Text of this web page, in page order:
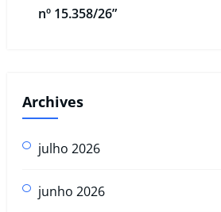
nº 15.358/26”
Archives
julho 2026
junho 2026